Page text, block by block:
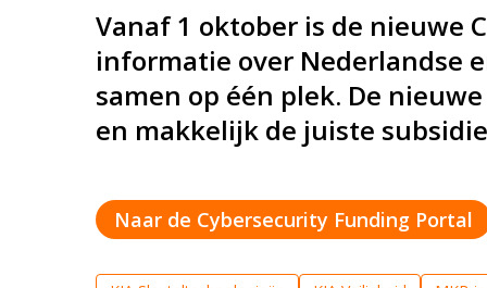
Vanaf 1 oktober is de nieuwe
informatie over Nederlandse
samen op één plek. De
en makkelijk de juiste
Naar de Cybersecurity Funding Portal